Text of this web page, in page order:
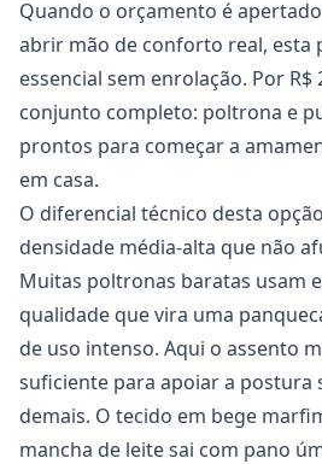
Quando o orçamento é
abrir mão de conforto real, esta
essencial sem enrolação. Por R$
conjunto completo: poltrona e
prontos para começar a
em casa.
O diferencial técnico desta
densidade média-alta que não
Muitas poltronas baratas usam
qualidade que vira uma
de uso intenso. Aqui o assento
suficiente para apoiar a postura
demais. O tecido em bege
mancha de leite sai com pano